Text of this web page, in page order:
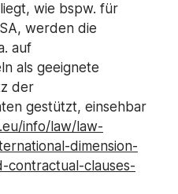
wie bspw. für
werden die
auf
als geeignete
der
gestützt, einsehbar
info/law/law-
dimension-
contractual-clauses-